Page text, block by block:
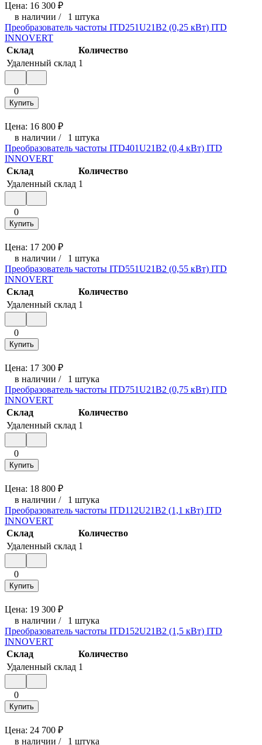
Цена: 16 300 ₽
в наличии / 1 штука
Преобразователь частоты ITD251U21B2 (0,25 кВт) ITD
INNOVERT
Склад
Количество
Удаленный склад 1
0
Купить
Цена: 16 800 ₽
в наличии / 1 штука
Преобразователь частоты ITD401U21B2 (0,4 кВт) ITD
INNOVERT
Склад
Количество
Удаленный склад 1
0
Купить
Цена: 17 200 ₽
в наличии / 1 штука
Преобразователь частоты ITD551U21B2 (0,55 кВт) ITD
INNOVERT
Склад
Количество
Удаленный склад 1
0
Купить
Цена: 17 300 ₽
в наличии / 1 штука
Преобразователь частоты ITD751U21B2 (0,75 кВт) ITD
INNOVERT
Склад
Количество
Удаленный склад 1
0
Купить
Цена: 18 800 ₽
в наличии / 1 штука
Преобразователь частоты ITD112U21B2 (1,1 кВт) ITD
INNOVERT
Склад
Количество
Удаленный склад 1
0
Купить
Цена: 19 300 ₽
в наличии / 1 штука
Преобразователь частоты ITD152U21B2 (1,5 кВт) ITD
INNOVERT
Склад
Количество
Удаленный склад 1
0
Купить
Цена: 24 700 ₽
в наличии / 1 штука